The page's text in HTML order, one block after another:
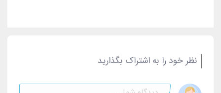
نظر خود را به اشتراک بگذارید